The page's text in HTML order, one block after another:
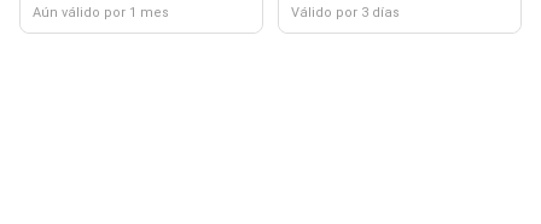
Aún válido por 1 mes Válido por 3 días